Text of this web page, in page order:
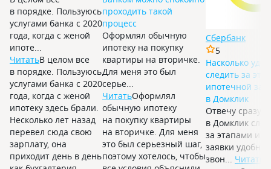
в порядке. Пользуюсь
услугами банка с 2020
года, когда с женой
ипоте...
ЧитатьВ целом все
в порядке. Пользуюсь
услугами банка с 2020
года, когда с женой
ипотеку здесь брали.
Несколько лет назад
перевел сюда свою
зарплату, она
приходит день в день
проходить такой
процесс
Оформлял обычную
ипотеку на покупку
квартиры на вторичке.
Для меня это был
серье...
ЧитатьОформлял
обычную ипотеку
на покупку квартиры
на вторичке. Для меня
это был серьезный шаг,
поэтому хотелось, чтобы
Сбербанк
5
Насколько
следить за
ипотечной
в Домклик
Отвечу сразу,
в Домклик
за этапами
заявки
звон... Читать